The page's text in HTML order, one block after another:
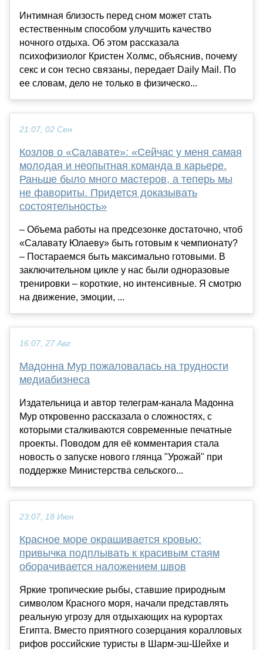
Интимная близость перед сном может стать
естественным способом улучшить качество
ночного отдыха. Об этом рассказала
психофизиолог Кристен Холмс, объяснив, почему
секс и сон тесно связаны, передает Daily Mail. По
ее словам, дело не только в физическо...
21:07, 02 Сен
Козлов о «Салавате»: «Сейчас у меня самая
молодая и неопытная команда в карьере.
Раньше было много мастеров, а теперь мы
не фавориты. Придется доказывать
состоятельность»
– Объема работы на предсезонке достаточно, чтоб
«Салавату Юлаеву» быть готовым к чемпионату?
– Постараемся быть максимально готовыми. В
заключительном цикле у нас были одноразовые
тренировки – короткие, но интенсивные. Я смотрю
на движение, эмоции, ...
16:07, 27 Авг
Мадонна Мур пожаловалась на трудности
медиабизнеса
Издательница и автор телеграм-канала Мадонна
Мур откровенно рассказала о сложностях, с
которыми сталкиваются современные печатные
проекты. Поводом для её комментария стала
новость о запуске нового глянца "Урожай" при
поддержке Министерства сельского...
23:07, 18 Июн
Красное море окрашивается кровью:
привычка подплывать к красивым стаям
оборачивается наложением швов
Яркие тропические рыбы, ставшие природным
символом Красного моря, начали представлять
реальную угрозу для отдыхающих на курортах
Египта. Вместо приятного созерцания коралловых
рифов российские туристы в Шарм-эш-Шейхе и